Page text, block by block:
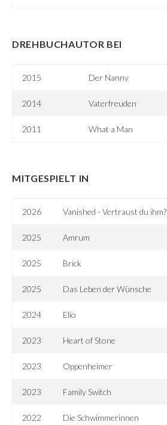
DREHBUCHAUTOR BEI
2015 Der Nanny
2014 Vaterfreuden
2011 What a Man
MITGESPIELT IN
2026 Vanished - Vertraust du ihm?
2025 Amrum
2025 Brick
2025 Das Leben der Wünsche
2024 Elio
2023 Heart of Stone
2023 Oppenheimer
2023 Family Switch
2022 Die Schwimmerinnen